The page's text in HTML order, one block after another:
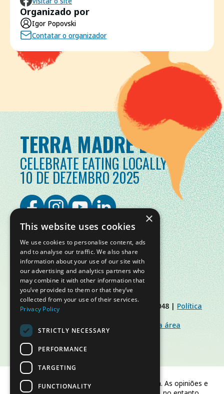
Organizado por
Igor Popovski
Contatar o organizador
TERRA MADRE DAY
CELEBRATE EATING LOCALLY
10 DE DEZEMBRO 2025
© Slow Food Foundation | C.F. 91019770048 | Política
de Privacidade
Slow Food Foundation
Diretrizes para a área
restrita
Financiado pela União Europeia. As opiniões e
×
This website uses cookies
We use cookies to personalise content, ads
and to analyse our traffic. We also share
information about your use of our site with
our advertising and analytics partners who
may combine it with other information that
you’ve provided to them or that they’ve
collected from your use of their services.
Privacy Policy
STRICTLY NECESSARY
PERFORMANCE
TARGETING
FUNCTIONALITY